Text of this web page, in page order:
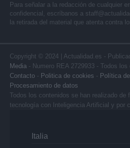
Para señalar a la redacción de cualquier
confidencial, escríbanos a
la retirada del material que atenta contra
Copyright © 2024 | Actualidad.es -
Media - Numero REA 2729933 - Todos los
Contacto - Politica de cookies - Política
Procesamiento de datos
Todos los contenidos se han realizado de
tecnología con Inteligencia Artificial y por
Italia